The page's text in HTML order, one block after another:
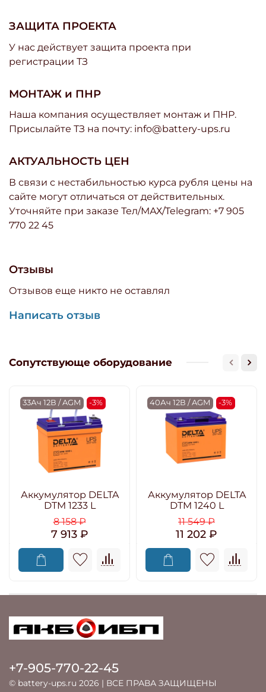
ЗАЩИТА ПРОЕКТА
У нас действует защита проекта при
регистрации ТЗ
МОНТАЖ и ПНР
Наша компания осуществляет монтаж и ПНР.
Присылайте ТЗ на почту: info@battery-ups.ru
АКТУАЛЬНОСТЬ ЦЕН
В связи с нестабильностью курса рубля цены на
сайте могут отличаться от действительных.
Уточняйте при заказе Тел/МАХ/Telegram: +7 905
770 22 45
Отзывы
Отзывов еще никто не оставлял
Написать отзыв
Сопутствующе оборудование
33Ач 12В / AGM -3%
Аккумулятор DELTA
DTM 1233 L
8 158 ₽
7 913 ₽
40Ач 12В / AGM -3%
Аккумулятор DELTA
DTM 1240 L
11 549 ₽
11 202 ₽
+7-905-770-22-45
© battery-ups.ru 2026 | ВСЕ ПРАВА ЗАЩИЩЕНЫ